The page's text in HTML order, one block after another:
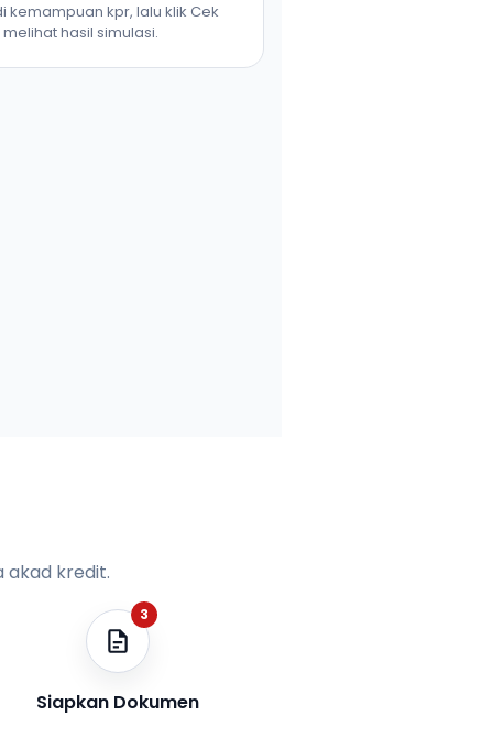
kemampuan kpr, lalu klik Cek
hasil simulasi.
akad kredit.
3
Siapkan Dokumen